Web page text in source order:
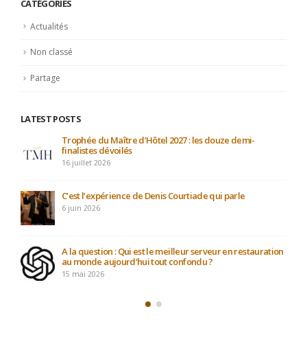
CATÉGORIES
Actualités
Non classé
Partage
LATEST POSTS
Trophée du Maître d’Hôtel 2027 : les douze demi-
finalistes dévoilés
16 juillet 2026
C’est l’expérience de Denis Courtiade qui parle
6 juin 2026
A la question : Qui est le meilleur serveur en restauration
au monde aujourd’hui tout confondu ?
15 mai 2026